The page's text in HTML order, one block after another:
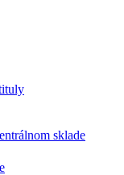
sklade